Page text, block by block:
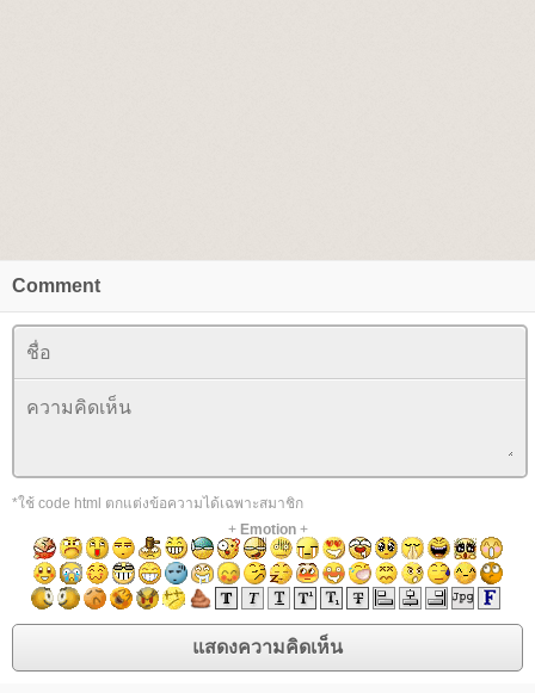
Comment
*ใช้ code html ตกแต่งข้อความได้เฉพาะสมาชิก
+ Emotion+